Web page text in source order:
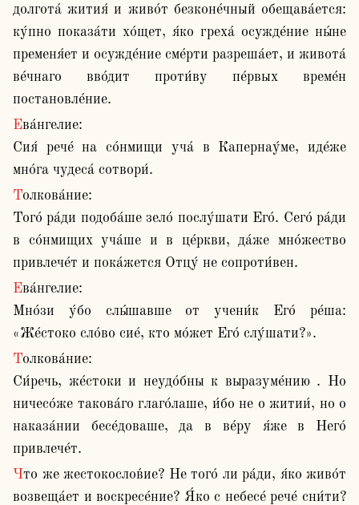
долгота́ жития́ и живо́т безконе́чный обещава́ется:
ку́пно показа́ти хо́щет, я́ко греха́ осужде́ние ны́не
пременя́ет и осужде́ние сме́рти разреша́ет, и живота́
ве́чнаго вво́дит проти́ву пе́рвых време́н
постановле́ние.
Ева́нгелие:
Сия́ рече́ на со́нмищи уча́ в Капернау́ме, иде́же
мно́га чудеса́ сотвори́.
Толкова́ние:
Того́ ра́ди подоба́ше зело́ послу́шати Его́. Сего́ ра́ди
в со́нмищих уча́ше и в це́ркви, да́же мно́жество
привлече́т и пока́жется Отцу́ не сопроти́вен.
Ева́нгелие:
Мно́зи у́бо слы́шавше от учени́к Его́ ре́ша:
«Же́стоко сло́во сие́, кто мо́жет Его́ слу́шати?».
Толкова́ние:
Си́речь, же́стоки и неудо́бны к выразуме́нию . Но
ничесо́же такова́го глаго́лаше, и́бо не о житии́, но о
наказа́нии бесе́доваше, да в ве́ру я́же в Него́
привлече́т.
Что же жестокослов́ие? Не того́ ли ра́ди, я́ко живо́т
возвеща́ет и воскресе́ние? Я́ко с небесе́ рече́ сни́ти?